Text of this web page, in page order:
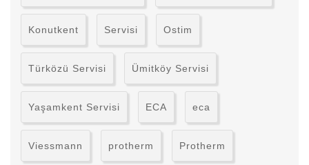
Konutkent Servisi Ostim
Türközü Servisi Ümitköy Servisi
Yaşamkent Servisi ECA eca
Viessmann protherm Protherm